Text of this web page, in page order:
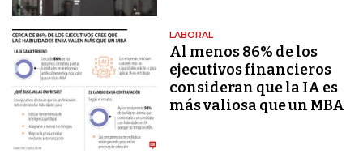
LABORAL
Al menos 86% de los
ejecutivos financieros
consideran que la IA es
más valiosa que un MBA